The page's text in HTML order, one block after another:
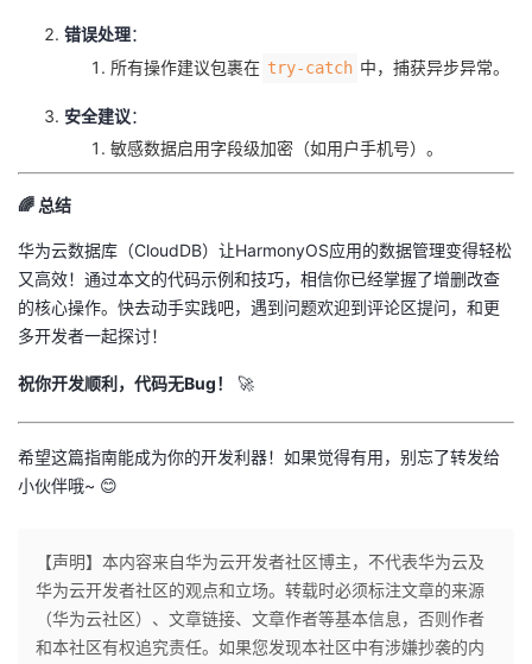
​错误处理​​：
所有操作建议包裹在 try-catch 中，捕获异步异常。
​安全建议​​：
敏感数据启用字段级加密（如用户手机号）。
🌈 ​ ​总结​
华为云数据库（CloudDB）让HarmonyOS应用的数据管理变得轻松
又高效！通过本文的代码示例和技巧，相信你已经掌握了增删改查
的核心操作。快去动手实践吧，遇到问题欢迎到评论区提问，和更
多开发者一起探讨！
​祝你开发顺利，代码无Bug！​ ​ 🚀
希望这篇指南能成为你的开发利器！如果觉得有用，别忘了转发给
小伙伴哦~ 😊
【声明】本内容来自华为云开发者社区博主，不代表华为云及
华为云开发者社区的观点和立场。转载时必须标注文章的来源
（华为云社区）、文章链接、文章作者等基本信息，否则作者
和本社区有权追究责任。如果您发现本社区中有涉嫌抄袭的内